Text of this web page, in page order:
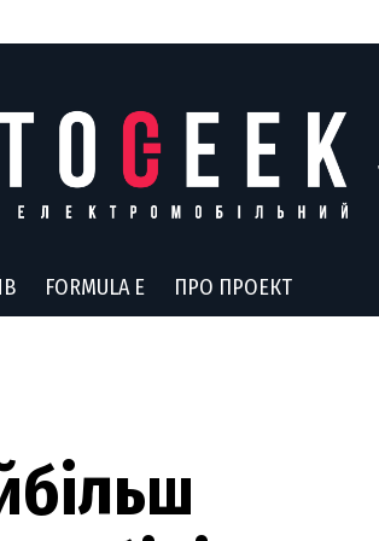
FORMULA E ПРО ПРОЕКТ